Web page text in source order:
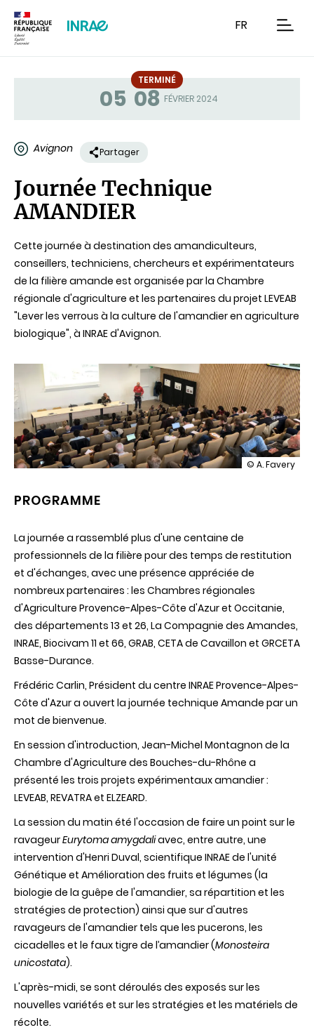
FR
05 08 FÉVRIER 2024
Statut
TERMINÉ
Avignon Partager
Journée Technique
AMANDIER
Cette journée à destination des amandiculteurs,
conseillers, techniciens, chercheurs et expérimentateurs
de la filière amande est organisée par la Chambre
régionale d'agriculture et les partenaires du projet LEVEAB
"Lever les verrous à la culture de l'amandier en agriculture
biologique", à INRAE d'Avignon.
illustration
© A. Favery
PROGRAMME
La journée a rassemblé plus d'une centaine de
professionnels de la filière pour des temps de restitution
et d'échanges, avec une présence appréciée de
nombreux partenaires : les Chambres régionales
d'Agriculture Provence-Alpes-Côte d'Azur et Occitanie,
des départements 13 et 26, La Compagnie des Amandes,
INRAE, Biocivam 11 et 66, GRAB, CETA de Cavaillon et GRCETA
Basse-Durance.
Frédéric Carlin, Président du centre INRAE Provence-Alpes-
Côte d'Azur a ouvert la journée technique Amande par un
mot de bienvenue.
En session d'introduction, Jean-Michel Montagnon de la
Chambre d'Agriculture des Bouches-du-Rhône a
présenté les trois projets expérimentaux amandier :
LEVEAB, REVATRA et ELZEARD.
La session du matin été l'occasion de faire un point sur le
ravageurEurytoma amygdaliavec, entre autre, une
intervention d'Henri Duval, scientifique INRAE de l'unité
Génétique et Amélioration des fruits et légumes (la
biologie de la guêpe de l'amandier, sa répartition et les
stratégies de protection) ainsi que sur d'autres
ravageurs de l'amandier tels que les pucerons, les
cicadelles et le faux tigre de l’amandier (Monosteira
unicostata).
L'après-midi, se sont déroulés des exposés sur les
nouvelles variétés et sur les stratégies et les matériels de
récolte.